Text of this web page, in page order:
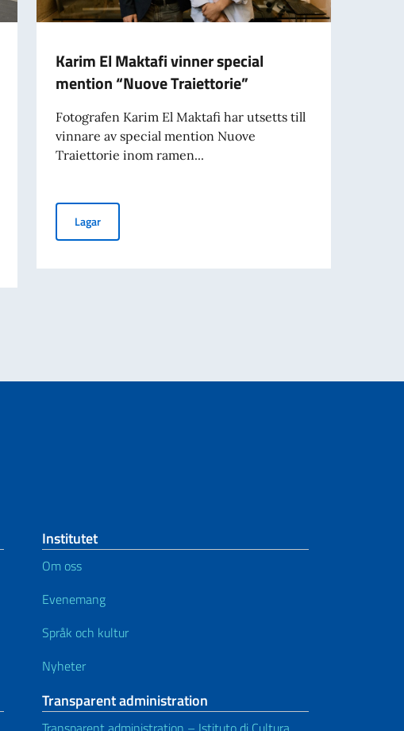
Karim El Maktafi vinner special
mention “Nuove Traiettorie”
Fotografen Karim El Maktafi har utsetts till
vinnare av special mention Nuove
Traiettorie inom ramen...
LagarKarim El Maktafi vinner special mention “Nuove Traiettorie”
Institutet
Om oss
Evenemang
Språk och kultur
Nyheter
Transparent administration